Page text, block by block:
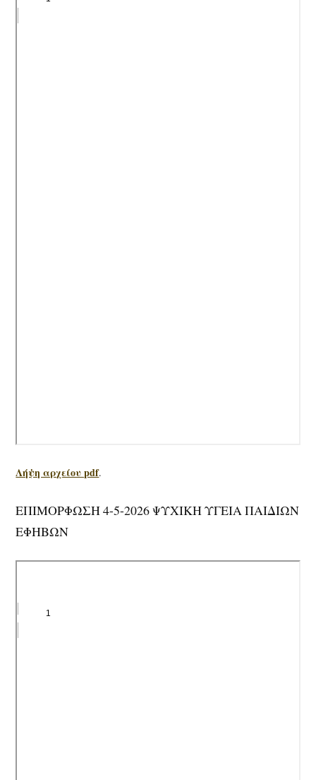
Λήψη αρχείου pdf.
ΕΠΙΜΟΡΦΩΣΗ 4-5-2026 ΨΥΧΙΚΗ ΥΓΕΙΑ ΠΑΙΔΙΩΝ
ΕΦΗΒΩΝ